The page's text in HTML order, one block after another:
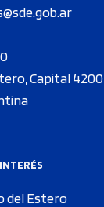
Capital 4200
del Estero